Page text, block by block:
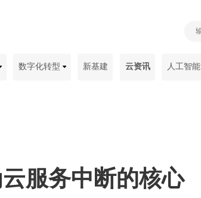
数字化转型 新基建 云资讯 人工智能
服务中断的核心